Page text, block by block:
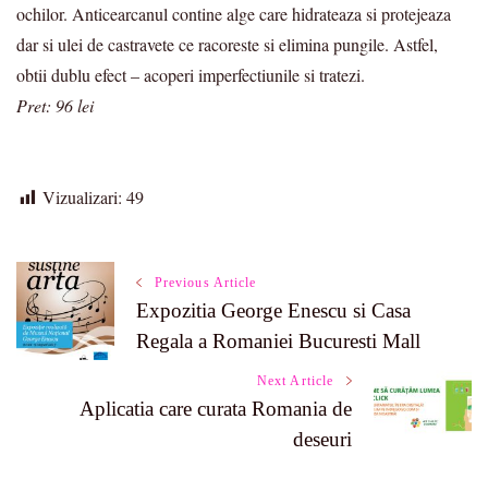
ochilor. Anticearcanul contine alge care hidrateaza si protejeaza
dar si ulei de castravete ce racoreste si elimina pungile. Astfel,
obtii dublu efect – acoperi imperfectiunile si tratezi.
Pret: 96 lei
Vizualizari: 49
Post
Navigation
Previous Article
Expozitia George Enescu si Casa
Regala a Romaniei Bucuresti Mall
Next Article
Aplicatia care curata Romania de
deseuri